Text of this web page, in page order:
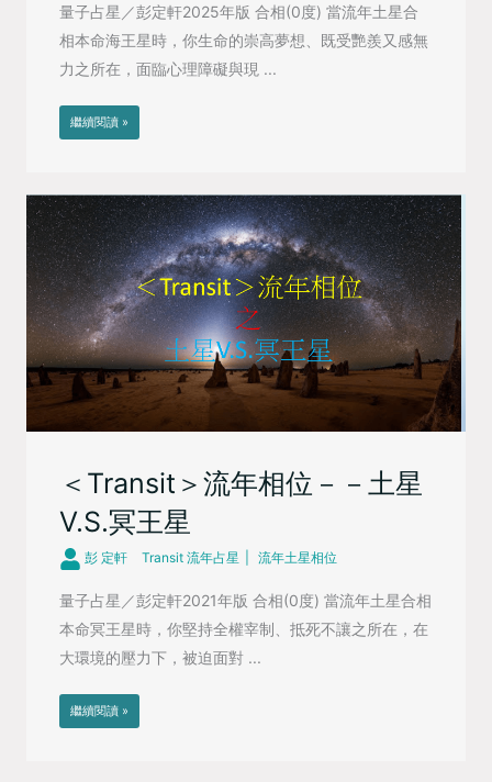
量子占星／彭定軒2025年版 合相(0度) 當流年土星合
相本命海王星時，你生命的崇高夢想、既受艷羨又感無
力之所在，面臨心理障礙與現 ...
繼續閱讀 »
＜Transit＞流年相位－－土星
V.S.冥王星
彭 定軒 Transit 流年占星 流年土星相位
量子占星／彭定軒2021年版 合相(0度) 當流年土星合相
本命冥王星時，你堅持全權宰制、抵死不讓之所在，在
大環境的壓力下，被迫面對 ...
繼續閱讀 »